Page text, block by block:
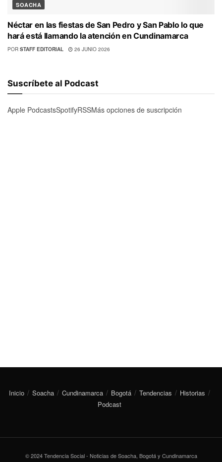
SOACHA
Néctar en las fiestas de San Pedro y San Pablo lo que
hará está llamando la atención en Cundinamarca
POR STAFF EDITORIAL 26 JUNIO 2026
Suscríbete al Podcast
Apple PodcastsSpotifyRSSMás opciones de suscripción
Inicio Soacha Cundinamarca Bogotá Tendencias
Historias
Podcast
© 2024 Tendencia Social - Noticias de Soacha, Bogotá y Cundinamarca